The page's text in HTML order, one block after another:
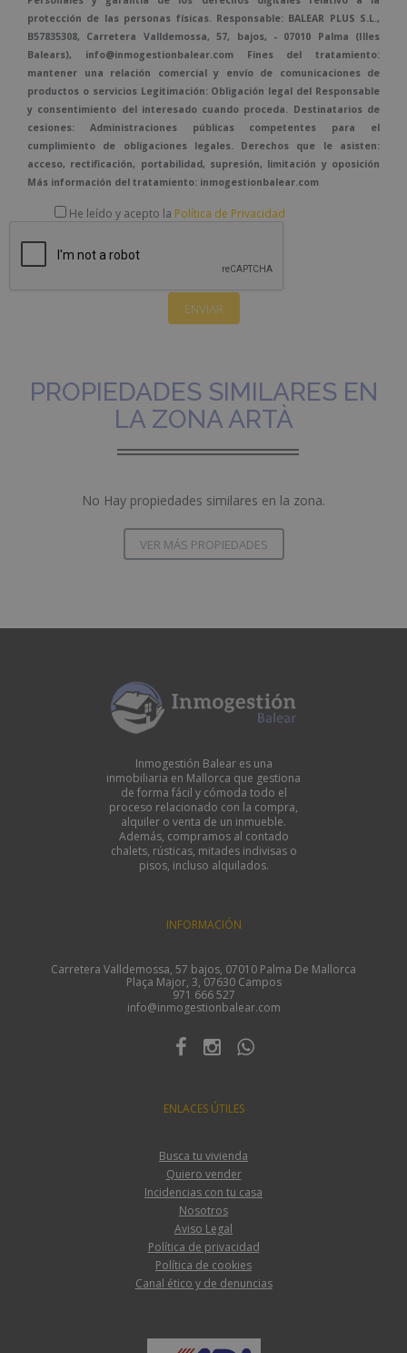
protección de las personas físicas. Responsable: BALEAR PLUS S.L.,
B57835308, Carretera Valldemossa, 57, bajos, - 07010 Palma (Illes
Balears), info@inmogestionbalear.com Fines del tratamiento:
mantener una relación comercial y envío de comunicaciones de
productos o servicios Legitimación: Obligación legal del Responsable
y consentimiento del interesado cuando proceda. Destinatarios de
cesiones: Administraciones públicas competentes para el
cumplimiento de obligaciones legales. Derechos que le asisten:
acceso, rectificación, portabilidad, supresión, limitación y oposición
Más información del tratamiento: inmogestionbalear.com
He leído y acepto la Política de Privacidad
PROPIEDADES SIMILARES EN
LA ZONA ARTÀ
No Hay propiedades similares en la zona.
VER MÁS PROPIEDADES
Inmogestión Balear es una
inmobiliaria en Mallorca que gestiona
de forma fácil y cómoda todo el
proceso relacionado con la compra,
alquiler o venta de un inmueble.
Además, compramos al contado
chalets, rústicas, mitades indivisas o
pisos, incluso alquilados.
INFORMACIÓN
Carretera Valldemossa, 57 bajos, 07010 Palma De Mallorca
Plaça Major, 3, 07630 Campos
971 666 527
info@inmogestionbalear.com
ENLACES ÚTILES
Busca tu vivienda
Quiero vender
Incidencias con tu casa
Nosotros
Aviso Legal
Política de privacidad
Política de cookies
Canal ético y de denuncias